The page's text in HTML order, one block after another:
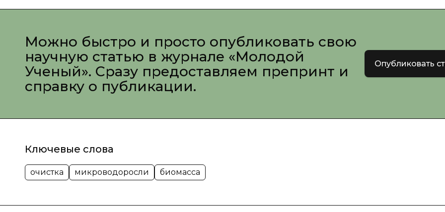
Можно быстро и просто опубликовать свою
научную статью в журнале «Молодой
Ученый». Сразу предоставляем препринт и
справку о публикации.
Опубликовать
Ключевые слова
очистка микроводоросли биомасса